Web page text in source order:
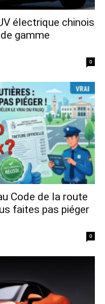
électrique chinois
gamme
0
Code de la route
faites pas piéger
0